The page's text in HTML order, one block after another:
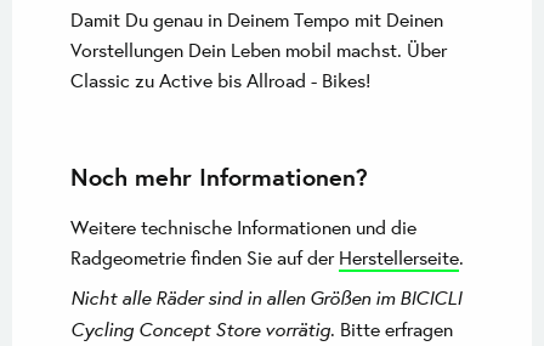
Damit Du genau in Deinem Tempo mit Deinen
Vorstellungen Dein Leben mobil machst. Über
Classic zu Active bis Allroad - Bikes!
Noch mehr Informationen?
Weitere technische Informationen und die
Radgeometrie finden Sie auf derHerstellerseite.
Nicht alle Räder sind in allen Größen im BICICLI
Cycling Concept Store vorrätig. Bitte erfragen